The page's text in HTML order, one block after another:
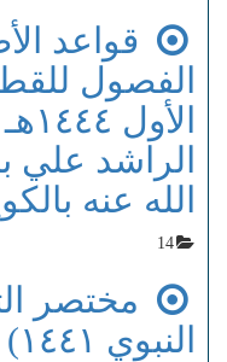
قواعد
الراشد
الله عنه
14
مختصر
النبوي ١٤٤١)